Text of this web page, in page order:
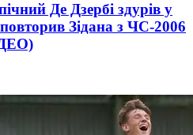
Де Дзербі здурів у
Зідана з ЧС-2006